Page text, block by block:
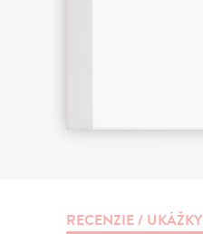
RECENZIE / UKÁŽKY